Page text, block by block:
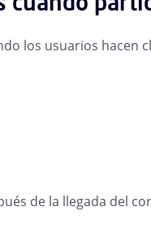
los usuarios hacen
de la llegada del